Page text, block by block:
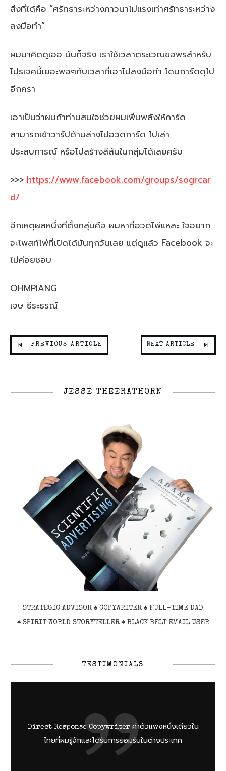
สิ่งที่ได้คือ “ศรัทธาระหว่างภาวนาไม่แรงเท่าศรัทธาระหว่าง
ลงมือทำ”
ผมมาคิดดูเออ มันก็จริง เราใช้เวลาตระเวณขอพรสำหรับ
โปรเจคนี้เยอะพอๆกับเวลาที่เอาไปลงมือทำ โดนการ์ดดุไป
อีกครา
เอาเป็นว่าผมถ้าท่านสนใจช่วยผมเพิ่มพลังให้การ์ด
สามารถเข้าวาร์ปด้านล่างไปอวดการ์ด ไปเล่า
ประสบการณ์ หรือไปสร้างสีสันในกลุ่มได้เลยครับ
>>> https://www.facebook.com/groups/sogrcar
d/
อีกเหตุผลหนึ่งที่ตั้งกลุ่มคือ ผมหาที่อวดไพ่แหละ ใจอยาก
จะโพสท์ไพ่ที่เปิดได้มันทุกวันเลย แต่ดูแล้ว Facebook จะ
ไม่ค่อยชอบ
OHMPIANG
เจษ ธีระธรณ์
PREVIOUS ARTICLE NEXT ARTICLE
JESSE THEERATHORN
STRATEGIC ADVISOR ♠ COPYWRITER ♠ FULL-TIME DAD
♠ SPIRIT WORLD STORYTELLER ♠ BLACK BELT EMAIL USER
TESTIMONIALS
Direct Response Copywriter ค่าตัวแพงหนึ่งเดียวใน
ไทยที่ผมรู้จักและได้รับการยอมรับในต่างประเทศ